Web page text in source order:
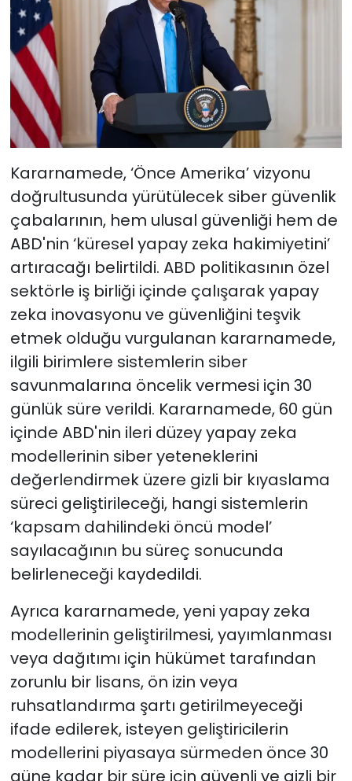
Kararnamede, ‘Önce Amerika’ vizyonu
doğrultusunda yürütülecek siber güvenlik
çabalarının, hem ulusal güvenliği hem de
ABD'nin ‘küresel yapay zeka hakimiyetini’
artıracağı belirtildi. ABD politikasının özel
sektörle iş birliği içinde çalışarak yapay
zeka inovasyonu ve güvenliğini teşvik
etmek olduğu vurgulanan kararnamede,
ilgili birimlere sistemlerin siber
savunmalarına öncelik vermesi için 30
günlük süre verildi. Kararnamede, 60 gün
içinde ABD'nin ileri düzey yapay zeka
modellerinin siber yeteneklerini
değerlendirmek üzere gizli bir kıyaslama
süreci geliştirileceği, hangi sistemlerin
‘kapsam dahilindeki öncü model’
sayılacağının bu süreç sonucunda
belirleneceği kaydedildi.
Ayrıca kararnamede, yeni yapay zeka
modellerinin geliştirilmesi, yayımlanması
veya dağıtımı için hükümet tarafından
zorunlu bir lisans, ön izin veya
ruhsatlandırma şartı getirilmeyeceği
ifade edilerek, isteyen geliştiricilerin
modellerini piyasaya sürmeden önce 30
güne kadar bir süre için güvenli ve gizli bir